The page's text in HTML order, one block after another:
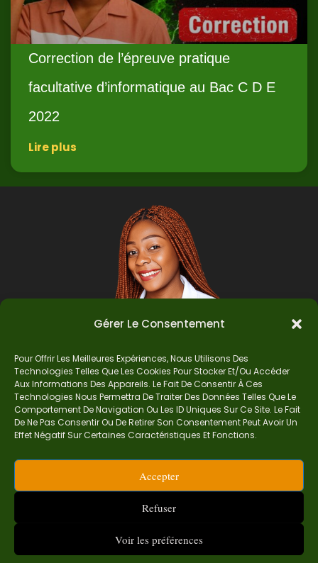
Gérer Le Consentement
Pour Offrir Les Meilleures Expériences, Nous Utilisons Des
Technologies Telles Que Les Cookies Pour Stocker Et/ou Accéder
Aux Informations Des Appareils. Le Fait De Consentir À Ces
Technologies Nous Permettra De Traiter Des Données Telles Que Le
Comportement De Navigation Ou Les ID Uniques Sur Ce Site. Le Fait
De Ne Pas Consentir Ou De Retirer Son Consentement Peut Avoir Un
Effet Négatif Sur Certaines Caractéristiques Et Fonctions.
Accepter
Refuser
Voir les préférences
Correction de l’épreuve pratique
facultative d’informatique au Bac C D E
2022
Lire plus
Auteur
Je suis Madame Mba, une enseignante certifiée
mes épreuves, documents mathématiques,
astuces et conseils pour t’aider à comprendre,
468 359